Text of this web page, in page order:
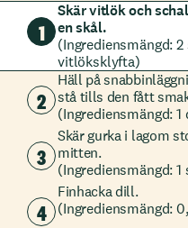
1
Skär vitlök och
en skål.
(Ingrediensmängd:
vitlöksklyfta)
2
Häll på
stå tills den fått
(Ingrediensmängd:
3
Skär gurka i lagom
mitten.
(Ingrediensmängd:
4
Finhacka dill.
(Ingrediensmängd: